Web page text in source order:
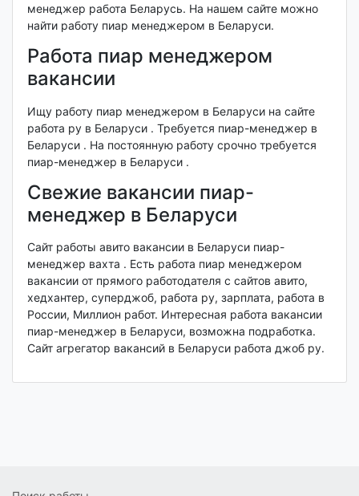
менеджер работа Беларусь. На нашем сайте можно
найти работу пиар менеджером в Беларуси.
Работа пиар менеджером
вакансии
Ищу работу пиар менеджером в Беларуси на сайте
работа ру в Беларуси . Требуется пиар-менеджер в
Беларуси . На постоянную работу срочно требуется
пиар-менеджер в Беларуси .
Свежие вакансии пиар-
менеджер в Беларуси
Сайт работы авито вакансии в Беларуси пиар-
менеджер вахта . Есть работа пиар менеджером
вакансии от прямого работодателя с сайтов авито,
хедхантер, суперджоб, работа ру, зарплата, работа в
России, Миллион работ. Интересная работа вакансии
пиар-менеджер в Беларуси, возможна подработка.
Сайт агрегатор вакансий в Беларуси работа джоб ру.